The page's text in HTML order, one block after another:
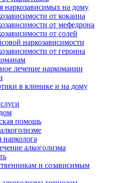
наркозависимых на дому
от кокаина
от мефедрона
от солей
наркозависимости
от героина
лечение наркомании
в клинике и на дому
помощь
нарколога
алкоголизма
и созависимым